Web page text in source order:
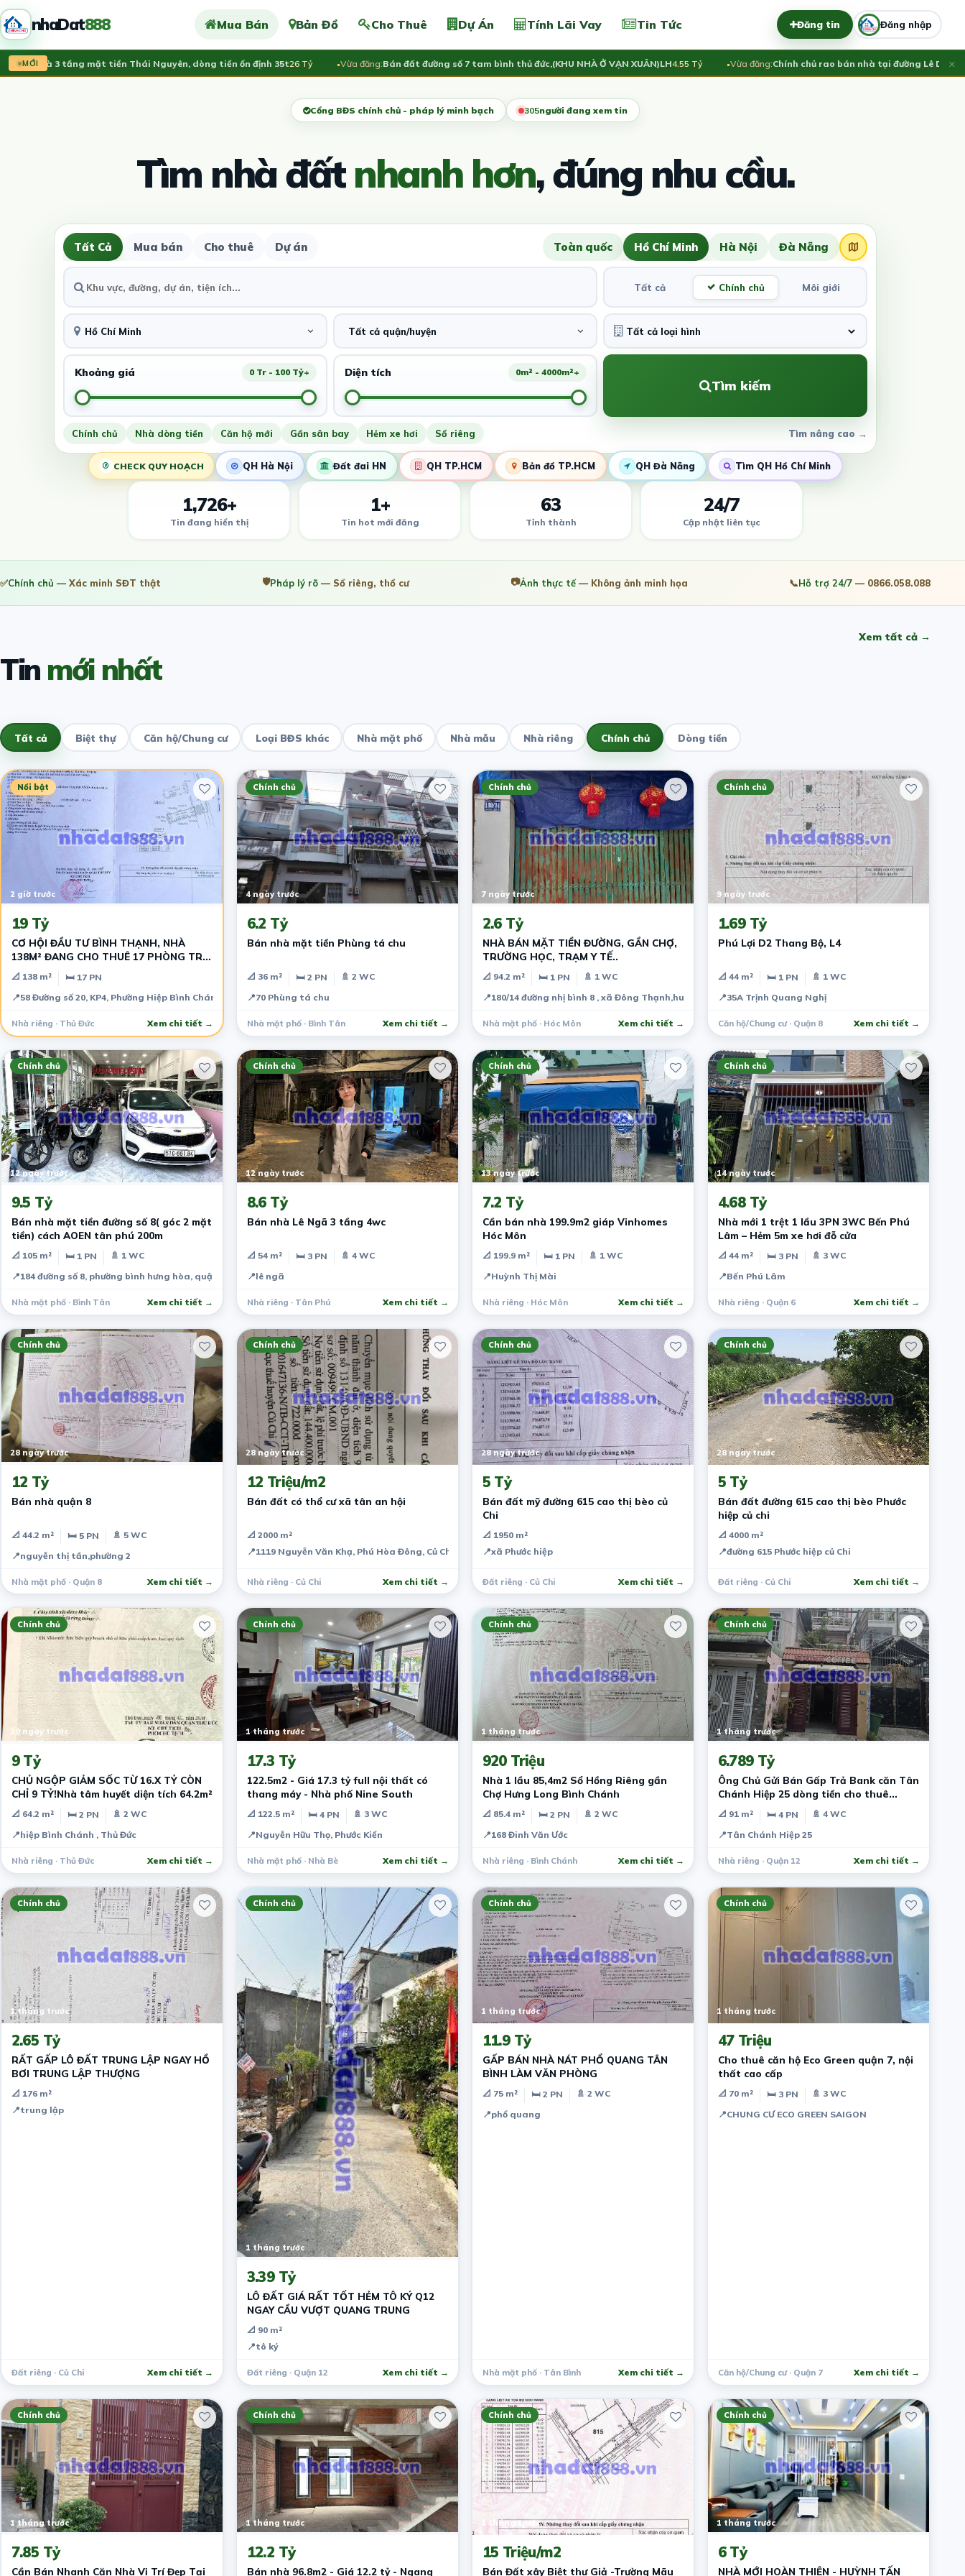
nhaDat888 Mua Bán Bản Đồ Cho Thuê Dự Án Tính Lãi Vay Tin Tức Đăng tin Đăng nhập
MỚI
nhà 3 tầng mặt tiền Thái Nguyên, dòng tiền ổn định 35t26 Tỷ Vừa đăng: Bán đất đường số 7 tam bình thủ đức,(KHU NHÀ Ở VẠN XUÂN)LH4.55 Tỷ Vừa đăng: Chính chủ rao bán nhà tại đường Lê Duẩn - TP
×
Cổng BĐS chính chủ - pháp lý minh bạch 306người đang xem tin
Tìm nhà đấtnhanh hơn, đúng nhu cầu.
Tất Cả Mua bán Cho thuê Dự án Toàn quốc Hồ Chí Minh Hà Nội Đà Nẵng
Tất cả Chính chủ Môi giới
Hồ Chí Minh Tất cả quận/huyện
Khoảng giá 0 Tr - 100 Tỷ+ Diện tích 0m² - 4000m²+
Tìm kiếm
Chính chủ Nhà dòng tiền Căn hộ mới Gần sân bay Hẻm xe hơi Sổ riêng Tìm nâng cao →
CHECK QUY HOẠCH QH Hà Nội Đất đai HN QH TP.HCM Bản đồ TP.HCM QH Đà Nẵng Tìm QH Hồ Chí Minh
1,726+
Tin đang hiển thị
1+
Tin hot mới đăng
63
Tỉnh thành
24/7
Cập nhật liên tục
✅Chính chủ — Xác minh SĐT thật 🛡️Pháp lý rõ — Sổ riêng, thổ cư 📷Ảnh thực tế— Không ảnh minh họa 📞Hỗ trợ 24/7 — 0866.058.088
Tinmới nhất
Xem tất cả →
Tất cả Biệt thự Căn hộ/Chung cư Loại BĐS khác Nhà mặt phố Nhà mẫu Nhà riêng Chính chủ Dòng tiền
Nổi bật
2 giờ trước
19 Tỷ
CƠ HỘI ĐẦU TƯ BÌNH THẠNH, NHÀ
138M² ĐANG CHO THUÊ 17 PHÒNG TRỌ,
GIÁ CHỈ 19 TỶ
📐 138 m²
🛏 17 PN
📍58 Đường số 20, KP4, Phường Hiệp Bình Chánh, Quận Thủ Đức
Nhà riêng · Thủ Đức Xem chi tiết →
Chính chủ
4 ngày trước
6.2 Tỷ
Bán nhà mặt tiền Phùng tá chu
📐 36 m² 🛏 2 PN
🚿 2 WC
📍70 Phùng tá chu
Nhà mặt phố · Bình Tân Xem chi tiết →
Chính chủ
7 ngày trước
2.6 Tỷ
NHÀ BÁN MẶT TIỀN ĐƯỜNG, GẦN CHỢ,
TRƯỜNG HỌC, TRẠM Y TẾ..
📐 94.2 m² 🛏 1 PN
🚿 1 WC
📍180/14 đường nhị bình 8 , xã Đông Thạnh,huyện hóc môn
Nhà mặt phố · Hóc Môn Xem chi tiết →
Chính chủ
9 ngày trước
1.69 Tỷ
Phú Lợi D2 Thang Bộ, L4
📐 44 m² 🛏 1 PN
🚿 1 WC
📍35A Trịnh Quang Nghị
Căn hộ/Chung cư · Quận 8 Xem chi tiết →
Chính chủ
12 ngày trước
9.5 Tỷ
Bán nhà mặt tiền đường số 8( góc 2 mặt
tiền) cách AOEN tân phú 200m
📐 105 m² 🛏 1 PN
🚿 1 WC
📍184 đường số 8, phường bình hưng hòa, quận bình tân
Nhà mặt phố · Bình Tân Xem chi tiết →
Chính chủ
12 ngày trước
8.6 Tỷ
Bán nhà Lê Ngã 3 tầng 4wc
📐 54 m² 🛏 3 PN
🚿 4 WC
📍lê ngã
Nhà riêng · Tân Phú Xem chi tiết →
Chính chủ
13 ngày trước
7.2 Tỷ
Cần bán nhà 199.9m2 giáp Vinhomes
Hóc Môn
📐 199.9 m² 🛏 1 PN
🚿 1 WC
📍Huỳnh Thị Mài
Nhà riêng · Hóc Môn Xem chi tiết →
Chính chủ
14 ngày trước
4.68 Tỷ
Nhà mới 1 trệt 1 lầu 3PN 3WC Bến Phú
Lâm – Hẻm 5m xe hơi đỗ cửa
📐 44 m² 🛏 3 PN
🚿 3 WC
📍Bến Phú Lâm
Nhà riêng · Quận 6 Xem chi tiết →
Chính chủ
28 ngày trước
12 Tỷ
Bán nhà quận 8
📐 44.2 m² 🛏 5 PN
🚿 5 WC
📍nguyễn thị tần,phường 2
Nhà mặt phố · Quận 8 Xem chi tiết →
Chính chủ
28 ngày trước
12 Triệu/m2
Bán đất có thổ cư xã tân an hội
📐 2000 m²
📍1119 Nguyễn Văn Khạ, Phú Hòa Đông, Củ Chi, Thành phố Hồ Chí Minh, Việt Nam
Nhà riêng · Củ Chi Xem chi tiết →
Chính chủ
28 ngày trước
5 Tỷ
Bán đất mỹ đường 615 cao thị bèo củ
Chi
📐 1950 m²
📍xã Phước hiệp
Đất riêng · Củ Chi Xem chi tiết →
Chính chủ
28 ngày trước
5 Tỷ
Bán đất đường 615 cao thị bèo Phước
hiệp củ chi
📐 4000 m²
📍đường 615 Phước hiệp củ Chi
Đất riêng · Củ Chi Xem chi tiết →
Chính chủ
30 ngày trước
9 Tỷ
CHỦ NGỘP GIẢM SỐC TỪ 16.X TỶ CÒN
CHỈ 9 TỶ!Nhà tâm huyết diện tích 64.2m²
📐 64.2 m² 🛏 2 PN
🚿 2 WC
📍hiệp Bình Chánh , Thủ Đức
Nhà riêng · Thủ Đức Xem chi tiết →
Chính chủ
1 tháng trước
17.3 Tỷ
122.5m2 - Giá 17.3 tỷ full nội thất có
thang máy - Nhà phố Nine South
📐 122.5 m² 🛏 4 PN
🚿 3 WC
📍Nguyễn Hữu Thọ, Phước Kiển
Nhà mặt phố · Nhà Bè Xem chi tiết →
Chính chủ
1 tháng trước
920 Triệu
Nhà 1 lầu 85,4m2 Sổ Hồng Riêng gần
Chợ Hưng Long Bình Chánh
📐 85.4 m² 🛏 2 PN
🚿 2 WC
📍168 Đinh Văn Ước
Nhà riêng · Bình Chánh Xem chi tiết →
Chính chủ
1 tháng trước
6.789 Tỷ
Ông Chủ Gửi Bán Gấp Trả Bank căn Tân
Chánh Hiệp 25 dòng tiền cho thuê
20tr/tháng
📐 91 m² 🛏 4 PN
🚿 4 WC
📍Tân Chánh Hiệp 25
Nhà riêng · Quận 12 Xem chi tiết →
Chính chủ
1 tháng trước
2.65 Tỷ
RẤT GẤP LÔ ĐẤT TRUNG LẬP NGAY HỒ
BƠI TRUNG LẬP THƯỢNG
📐 176 m²
📍trung lập
Đất riêng · Củ Chi Xem chi tiết →
Chính chủ
1 tháng trước
3.39 Tỷ
LÔ ĐẤT GIÁ RẤT TỐT HẺM TÔ KÝ Q12
NGAY CẦU VƯỢT QUANG TRUNG
📐 90 m²
📍tô ký
Đất riêng · Quận 12 Xem chi tiết →
Chính chủ
1 tháng trước
11.9 Tỷ
GẤP BÁN NHÀ NÁT PHỔ QUANG TÂN
BÌNH LÀM VĂN PHÒNG
📐 75 m² 🛏 2 PN
🚿 2 WC
📍phổ quang
Nhà mặt phố · Tân Bình Xem chi tiết →
Chính chủ
1 tháng trước
47 Triệu
Cho thuê căn hộ Eco Green quận 7, nội
thất cao cấp
📐 70 m² 🛏 3 PN
🚿 3 WC
📍CHUNG CƯ ECO GREEN SAIGON
Căn hộ/Chung cư · Quận 7 Xem chi tiết →
Chính chủ
1 tháng trước
7.85 Tỷ
Cần Bán Nhanh Căn Nhà Vị Trí Đẹp Tại
Chính chủ
1 tháng trước
12.2 Tỷ
Bán nhà 96.8m2 - Giá 12.2 tỷ - Ngang
Chính chủ
1 tháng trước
15 Triệu/m2
Bán Đất xây Biệt thự Giả -Trường Mãu
Chính chủ
1 tháng trước
6 Tỷ
NHÀ MỚI HOÀN THIỆN - HUỲNH TẤN